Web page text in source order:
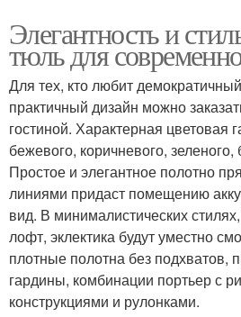
Элегантность и
тюль для
Для тех, кто любит
практичный дизайн можно
гостиной. Характерная цветовая
бежевого, коричневого,
Простое и элегантное полотно
линиями придаст помещению
вид. В минималистических стилях,
лофт, эклектика будут уместно
плотные полотна без подхватов,
гардины, комбинации портьер с
конструкциями и рулонками.